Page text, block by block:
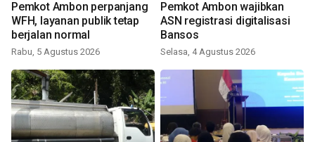
Pemkot Ambon perpanjang
WFH, layanan publik tetap
berjalan normal
Rabu, 5 Agustus 2026
Pemkot Ambon wajibkan
ASN registrasi digitalisasi
Bansos
Selasa, 4 Agustus 2026